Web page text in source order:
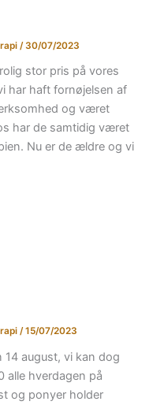
/ 30/07/2023
stor pris på vores
har haft fornøjelsen af
og været
har de samtidig været
Nu er de ældre og vi
/15/07/2023
14 august, vi kan dog
alle hverdagen på
og ponyer holder